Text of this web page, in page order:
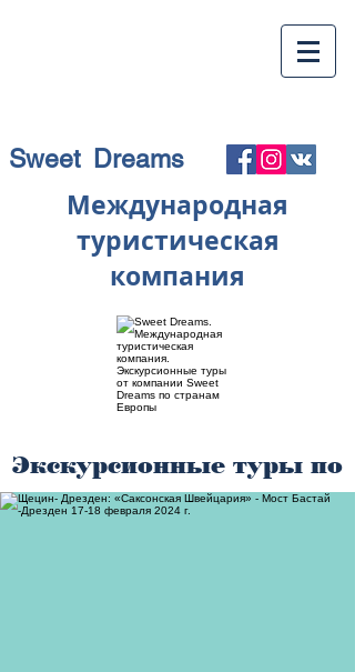
Sweet Dreams
Международная
туристическая
компания
Экскурсионные туры по
странам Европы